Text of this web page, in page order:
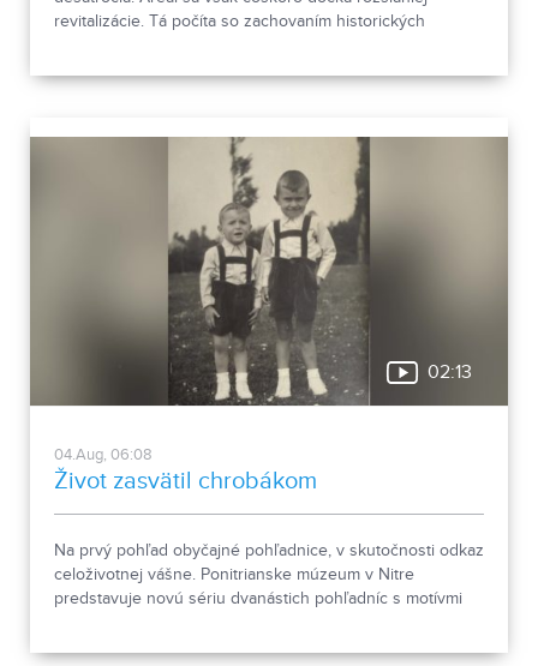
revitalizácie. Tá počíta so zachovaním historických
02:13
04.Aug, 06:08
Život zasvätil chrobákom
Na prvý pohľad obyčajné pohľadnice, v skutočnosti odkaz
celoživotnej vášne. Ponitrianske múzeum v Nitre
predstavuje novú sériu dvanástich pohľadníc s motívmi